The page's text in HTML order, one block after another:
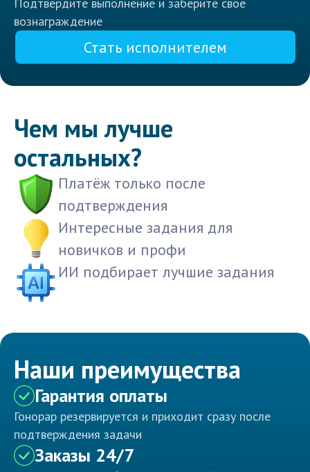
Подтвердите выполнение и заберите свое
вознаграждение
Стать исполнителем
Чем мы лучше
остальных?
Платёж только после
подтверждения
Интересные задания для
новичков и профи
ИИ подбирает лучшие задания
Наши преимущества
Гарантия оплаты
Гонорар резервируется и приходит сразу после
подтверждения задачи
Заказы 24/7